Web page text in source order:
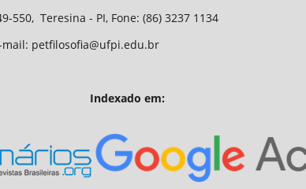
Fone: (86) 3237 1134
Indexado em: